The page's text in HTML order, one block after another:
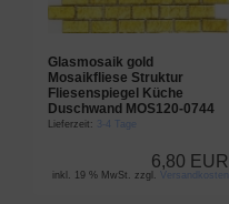
Glasmosaik gold
Mosaikfliese Struktur
Fliesenspiegel Küche
Duschwand MOS120-0744
Lieferzeit: 3-4 Tage
6,80 EUR
inkl. 19 % MwSt. zzgl. Versandkosten